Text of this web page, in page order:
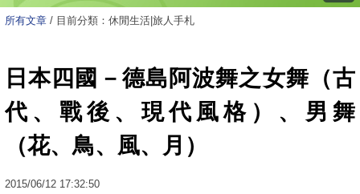
所有文章 / 目前分類：休閒生活|旅人手札
日本四國－德島阿波舞之女舞（古
代、戰後、現代風格）、男舞
（花、鳥、風、月）
2015/06/12 17:32:50